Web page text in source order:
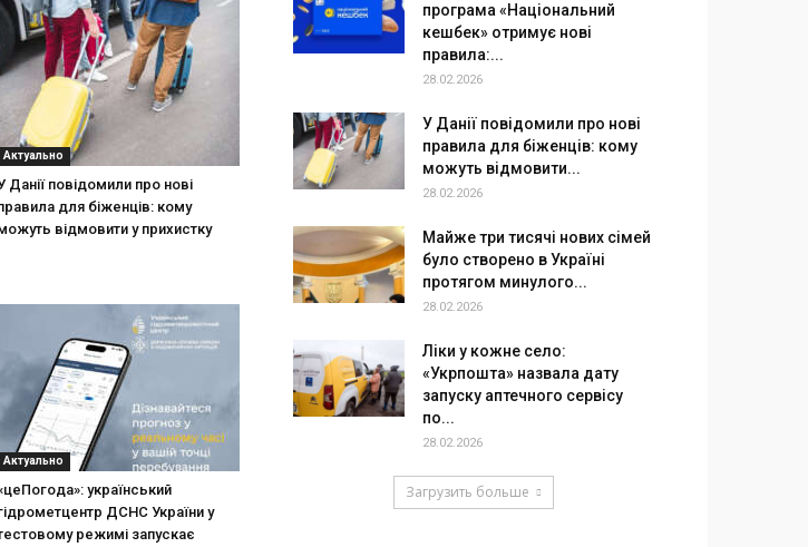
Актуально
Данії повідомили про нові
для біженців: кому
відмовити у прихистку
Актуально
український
ДСНС України у
режимі запускає
програма «Національний
кешбек» отримує нові
правила:...
28.02.2026
У Данії повідомили про нові
правила для біженців: кому
можуть відмовити...
28.02.2026
Майже три тисячі нових сімей
було створено в Україні
протягом минулого...
28.02.2026
Ліки у кожне село:
«Укрпошта» назвала дату
запуску аптечного сервісу
по...
28.02.2026
Загрузить больше